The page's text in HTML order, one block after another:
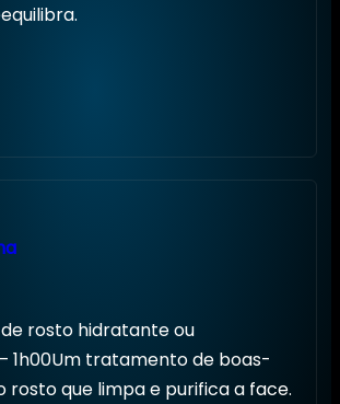
rosto hidratante ou
1h00Um tratamento de boas-
rosto que limpa e purifica a face.